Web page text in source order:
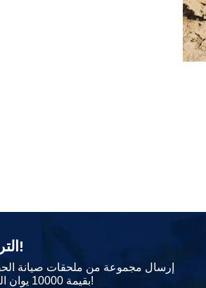
الترويج الأخير!
إرسال مجموعة من ملحقات صيانة
بقيمة 10000 يوان التوزيع المجاني!